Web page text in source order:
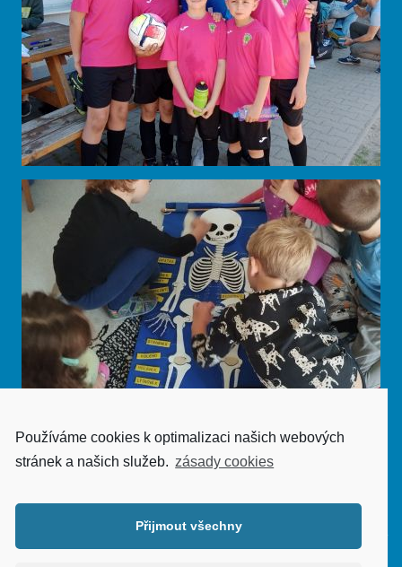
Používáme cookies k optimalizaci našich webových
stránek a našich služeb. zásady cookies
Přijmout všechny